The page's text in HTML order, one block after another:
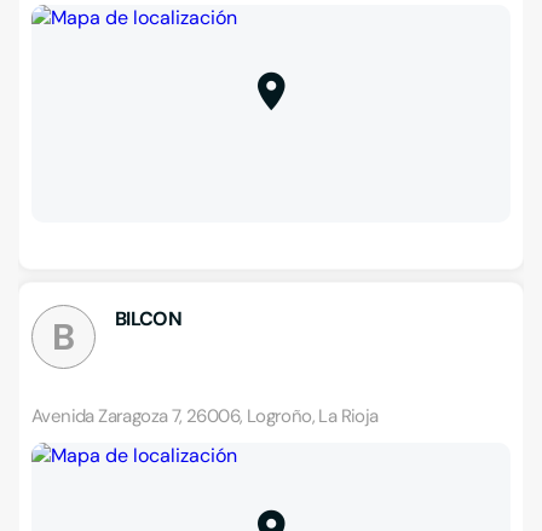
B BILCON
Avenida Zaragoza 7, 26006, Logroño, La Rioja